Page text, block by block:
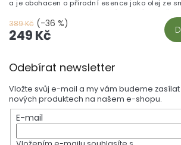
389 Kč (-36 %)
249 Kč
a je obohacen o přírodní esence jako olej ze
mumio, které podporují hojení drobných
a podrážděnou pokožku. Všechny suroviny,
ingrediencí, pochází z tuzemské výroby.
vmasírovat do postiženého místa a užít si jeho
Odebírat newsletter
Vložte svůj e-mail a my vám budeme
nových produktech na našem e-shopu.
E-mail